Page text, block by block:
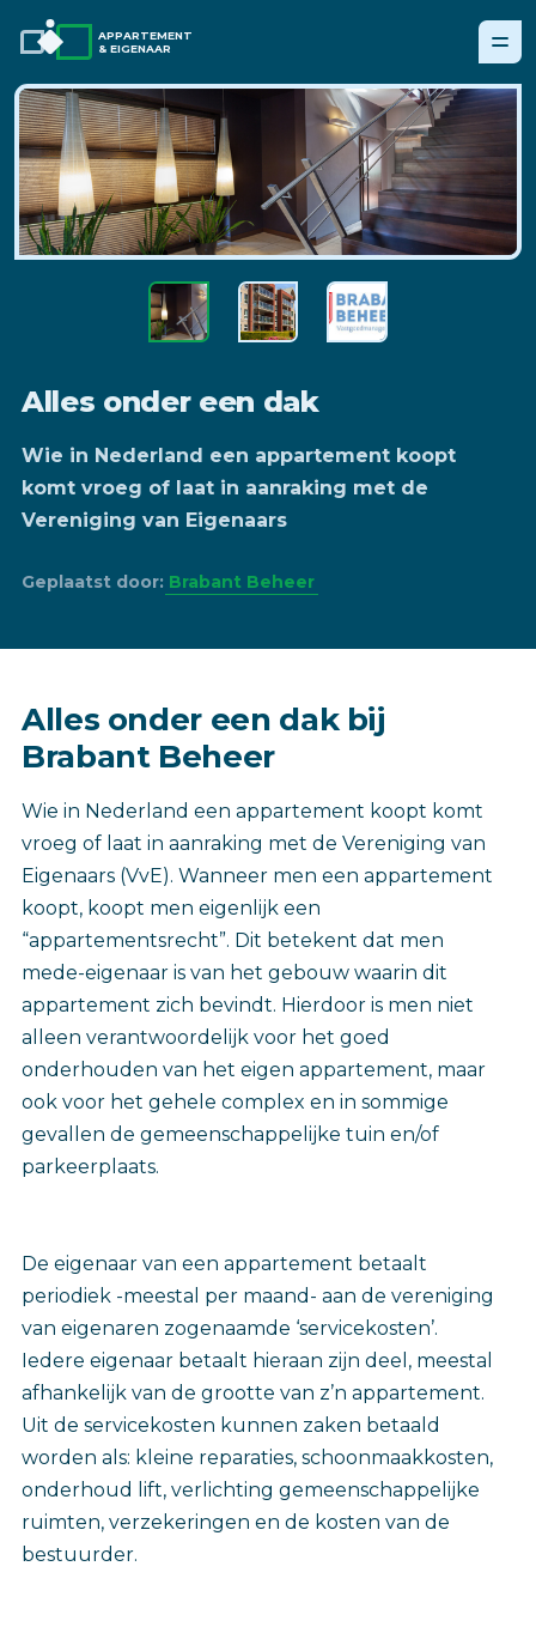
APPARTEMENT
& EIGENAAR
Alles onder een dak
Wie in Nederland een appartement koopt
komt vroeg of laat in aanraking met de
Vereniging van Eigenaars
Geplaatst door: Brabant Beheer
Alles onder een dak bij
Brabant Beheer
Wie in Nederland een appartement koopt komt
vroeg of laat in aanraking met de Vereniging van
Eigenaars (VvE). Wanneer men een appartement
koopt, koopt men eigenlijk een
“appartementsrecht”. Dit betekent dat men
mede-eigenaar is van het gebouw waarin dit
appartement zich bevindt. Hierdoor is men niet
alleen verantwoordelijk voor het goed
onderhouden van het eigen appartement, maar
ook voor het gehele complex en in sommige
gevallen de gemeenschappelijke tuin en/of
parkeerplaats.
De eigenaar van een appartement betaalt
periodiek -meestal per maand- aan de vereniging
van eigenaren zogenaamde ‘servicekosten’.
Iedere eigenaar betaalt hieraan zijn deel, meestal
afhankelijk van de grootte van z’n appartement.
Uit de servicekosten kunnen zaken betaald
worden als: kleine reparaties, schoonmaakkosten,
onderhoud lift, verlichting gemeenschappelijke
ruimten, verzekeringen en de kosten van de
bestuurder.